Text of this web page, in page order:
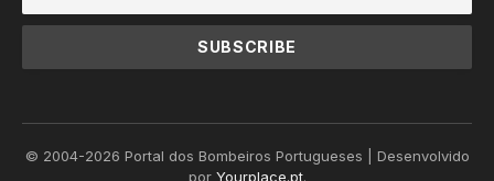
© 2004-2026 Portal dos Bombeiros Portugueses | Desenvolvido
por Yourplace.pt.